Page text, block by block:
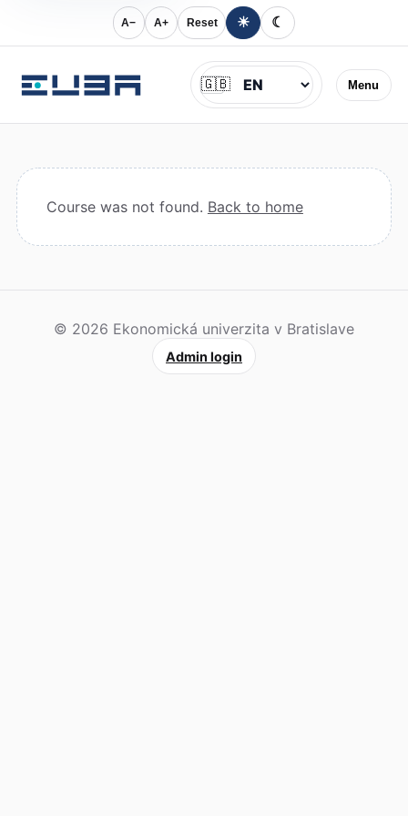
A− A+ Reset ☀ ☾
Menu
Jazyk
🇬🇧
Course was not found. Back to home
© 2026 Ekonomická univerzita v Bratislave
Admin login